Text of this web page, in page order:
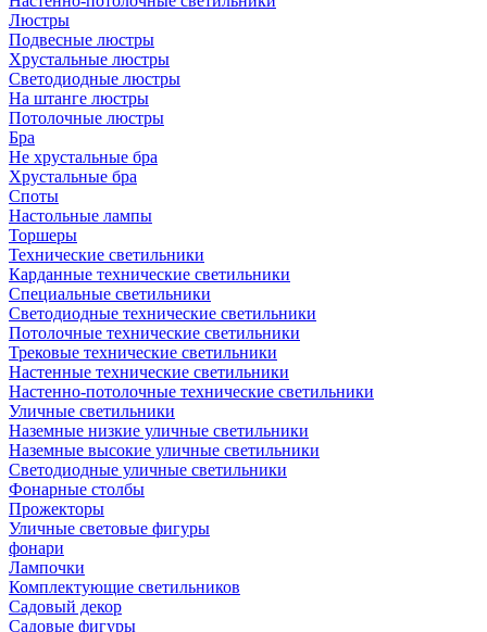
Люстры
Подвесные люстры
Хрустальные люстры
Светодиодные люстры
На штанге люстры
Потолочные люстры
Бра
Не хрустальные бра
Хрустальные бра
Споты
Настольные лампы
Торшеры
Технические светильники
Карданные технические светильники
Специальные светильники
Светодиодные технические светильники
Потолочные технические светильники
Трековые технические светильники
Настенные технические светильники
Настенно-потолочные технические светильники
Уличные светильники
Наземные низкие уличные светильники
Наземные высокие уличные светильники
Светодиодные уличные светильники
Фонарные столбы
Прожекторы
Уличные световые фигуры
фонари
Лампочки
Комплектующие светильников
Садовый декор
Садовые фигуры